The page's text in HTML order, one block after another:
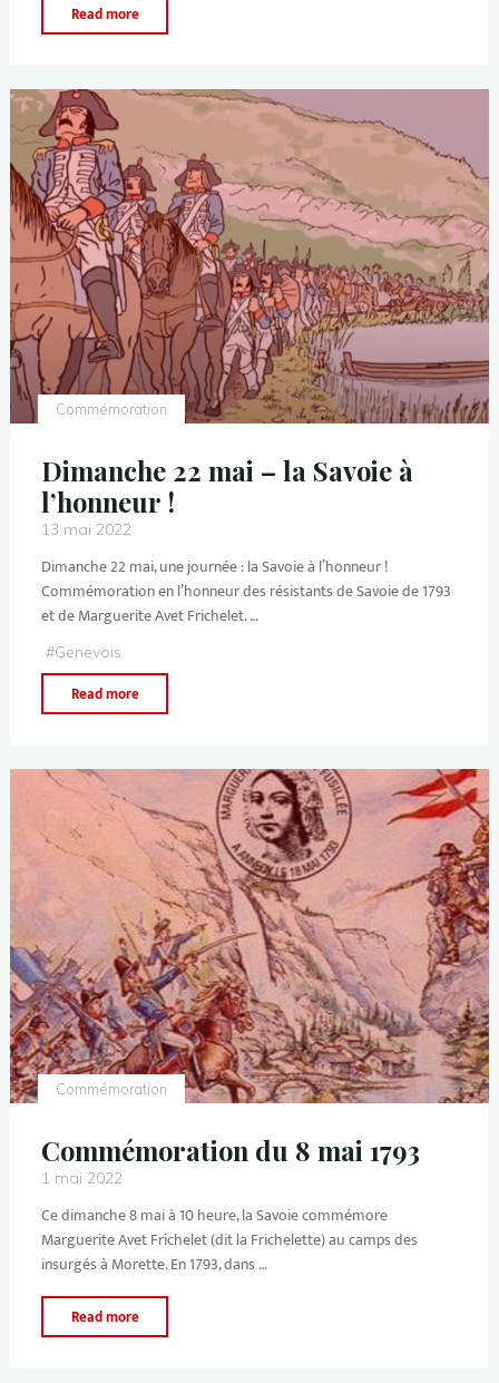
Read more
Commémoration
Dimanche 22 mai – la Savoie à
l’honneur !
13 mai 2022
Dimanche 22 mai, une journée : la Savoie à l’honneur !
Commémoration en l’honneur des résistants de Savoie de 1793
et de Marguerite Avet Frichelet. …
#Genevois
Read more
Commémoration
Commémoration du 8 mai 1793
1 mai 2022
Ce dimanche 8 mai à 10 heure, la Savoie commémore
Marguerite Avet Frichelet (dit la Frichelette) au camps des
insurgés à Morette. En 1793, dans …
Read more